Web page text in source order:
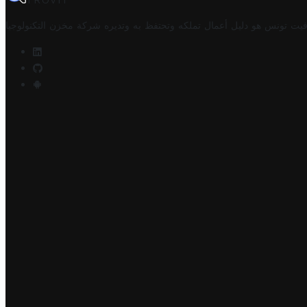
تونس هو دليل أعمال تملكه وتحتفظ به وتديره شركة مخزن التكنولوجيا